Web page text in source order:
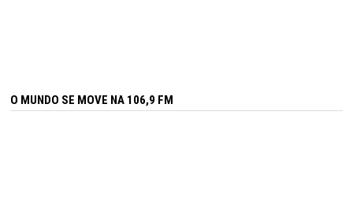
O MUNDO SE MOVE NA 106,9 FM